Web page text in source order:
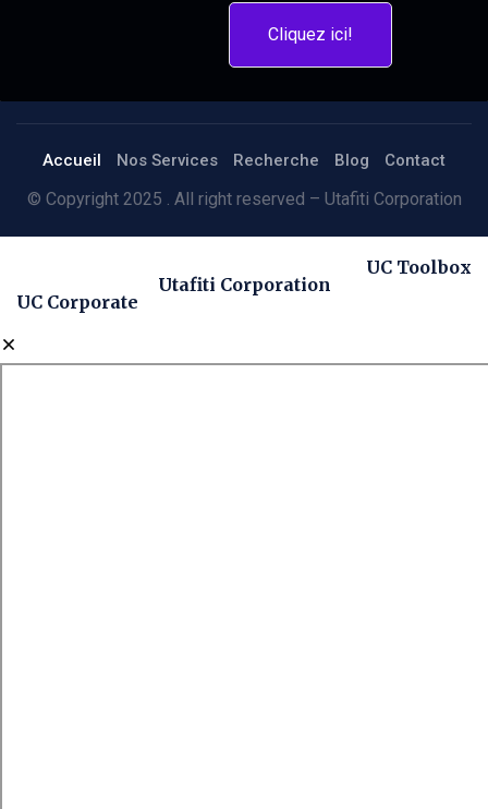
Cliquez ici!
Accueil Nos Services Recherche Blog Contact
© Copyright 2025 . All right reserved – Utafiti Corporation
UC Toolbox
Utafiti Corporation
UC Corporate